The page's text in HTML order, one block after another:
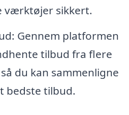
værktøjer sikkert.
Gennem platformen
tilbud fra flere
du kan sammenligne
bedste tilbud.